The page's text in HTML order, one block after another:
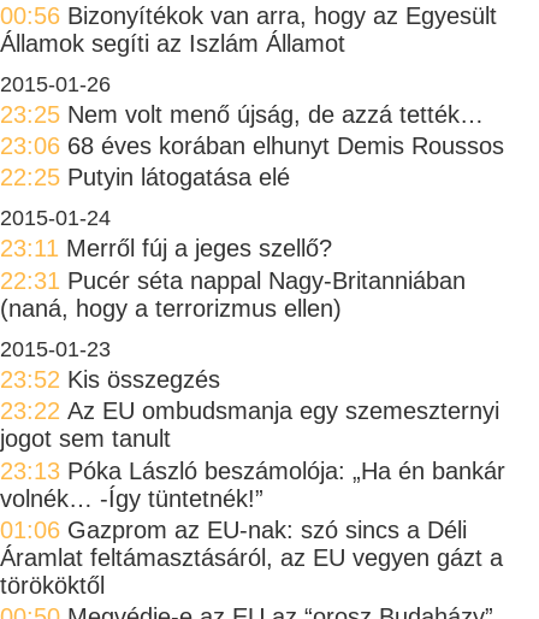
00:56 Bizonyítékok van arra, hogy az Egyesült
Államok segíti az Iszlám Államot
2015-01-26
23:25 Nem volt menő újság, de azzá tették…
23:06 68 éves korában elhunyt Demis Roussos
22:25 Putyin látogatása elé
2015-01-24
23:11 Merről fúj a jeges szellő?
22:31 Pucér séta nappal Nagy-Britanniában
(naná, hogy a terrorizmus ellen)
2015-01-23
23:52 Kis összegzés
23:22 Az EU ombudsmanja egy szemeszternyi
jogot sem tanult
23:13 Póka László beszámolója: „Ha én bankár
volnék… -Így tüntetnék!”
01:06 Gazprom az EU-nak: szó sincs a Déli
Áramlat feltámasztásáról, az EU vegyen gázt a
törököktől